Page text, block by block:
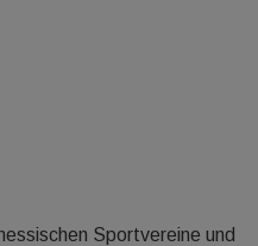
Sportvereine und